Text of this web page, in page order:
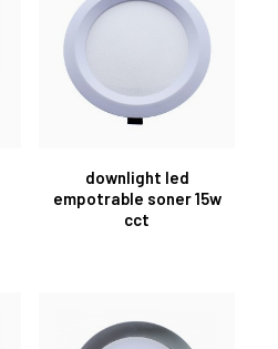
downlight led
empotrable soner 15w
cct